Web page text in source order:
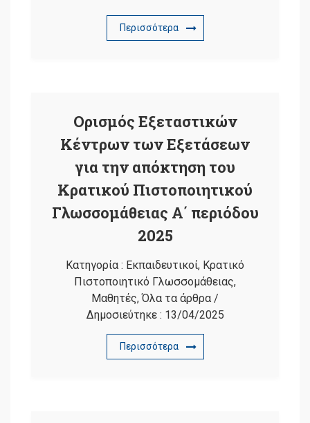
Περισσότερα
Ορισμός Εξεταστικών
Κέντρων των Εξετάσεων
για την απόκτηση του
Κρατικού Πιστοποιητικού
Γλωσσομάθειας Α΄ περιόδου
2025
Κατηγορία : Εκπαιδευτικοί, Κρατικό
Πιστοποιητικό Γλωσσομάθειας,
Μαθητές,Όλα τα άρθρα /
Δημοσιεύτηκε : 13/04/2025
Περισσότερα